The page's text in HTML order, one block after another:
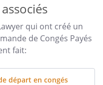
qui ont créé un
de Congés Payés
fait:
départ en congés